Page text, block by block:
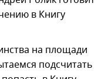
в Книгу
на площади
подсчитать